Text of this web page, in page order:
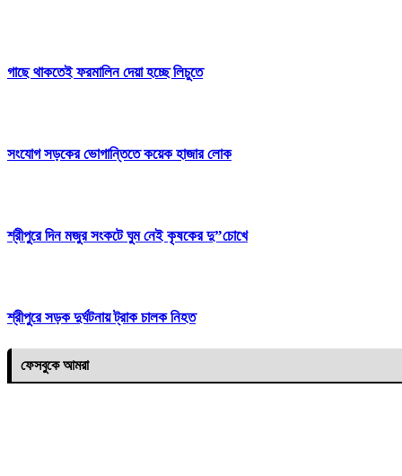
গাছে থাকতেই ফরমালিন দেয়া হচ্ছে লিচুতে
সংযোগ সড়কের ভোগান্তিতে কয়েক হাজার লোক
শ্রীপুরে দিন মজুর সংকটে ঘুম নেই কৃষকের দু”চোখে
শ্রীপুরে সড়ক দুর্ঘটনায় ট্রাক চালক নিহত
ফেসবুকে আমরা